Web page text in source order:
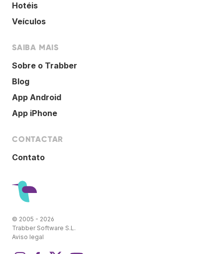
Hotéis
Veículos
SAIBA MAIS
Sobre o Trabber
Blog
App Android
App iPhone
CONTACTAR
Contato
© 2005 - 2026
Trabber Software S.L.
Aviso legal